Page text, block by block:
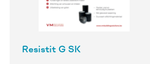
Resistit G SK